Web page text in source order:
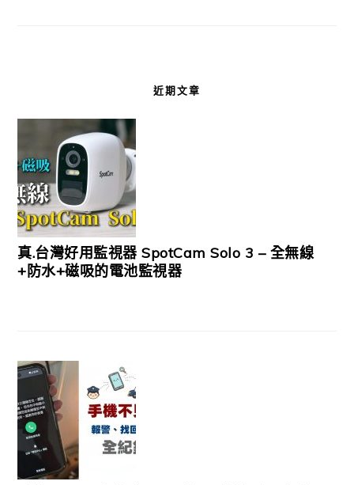
近期文章
真.台灣好用監視器 SpotCam Solo 3 – 全無線
+防水+磁吸的電池監視器